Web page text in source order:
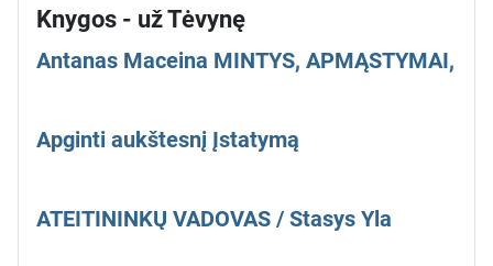
Knygos - už Tėvynę
Antanas Maceina MINTYS, APMĄSTYMAI,
Apginti aukštesnį Įstatymą
ATEITININKŲ VADOVAS / Stasys Yla